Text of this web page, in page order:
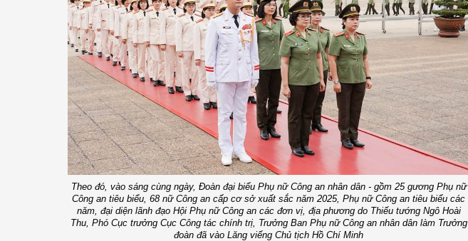
Theo đó, vào sáng cùng ngày, Đoàn đại biểu Phụ nữ Công an nhân dân - gồm 25 gương Phụ nữ
Công an tiêu biểu, 68 nữ Công an cấp cơ sở xuất sắc năm 2025, Phụ nữ Công an tiêu biểu các
năm, đại diện lãnh đạo Hội Phụ nữ Công an các đơn vị, địa phương do Thiếu tướng Ngô Hoài
Thu, Phó Cục trưởng Cục Công tác chính trị, Trưởng Ban Phụ nữ Công an nhân dân làm Trưởng
đoàn đã vào Lăng viếng Chủ tịch Hồ Chí Minh